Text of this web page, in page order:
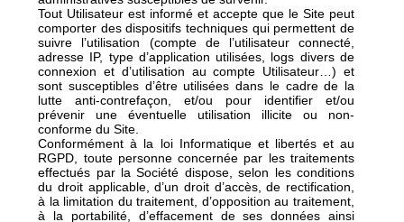
Tout Utilisateur est informé et accepte que le Site peut
comporter des dispositifs techniques qui permettent de
suivre l’utilisation (compte de l’utilisateur connecté,
adresse IP, type d’application utilisées, logs divers de
connexion et d’utilisation au compte Utilisateur…) et
sont susceptibles d’être utilisées dans le cadre de la
lutte anti-contrefaçon, et/ou pour identifier et/ou
prévenir une éventuelle utilisation illicite ou non-
conforme du Site.
Conformément à la loi Informatique et libertés et au
RGPD, toute personne concernée par les traitements
effectués par la Société dispose, selon les conditions
du droit applicable, d’un droit d’accès, de rectification,
à la limitation du traitement, d’opposition au traitement,
à la portabilité, d’effacement de ses données ainsi